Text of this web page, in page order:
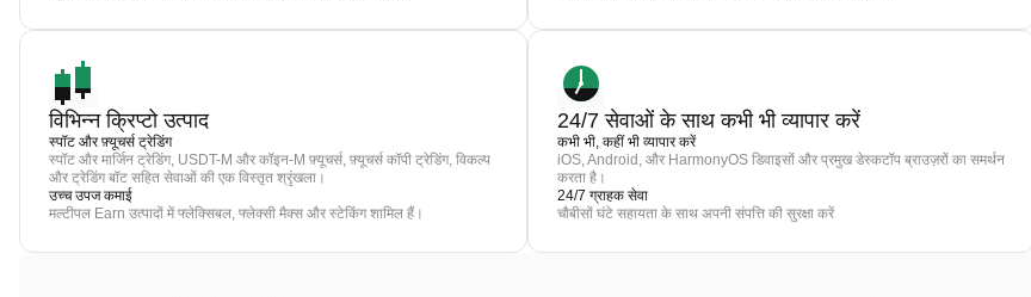
विभिन्न क्रिप्टो उत्पाद
स्पॉट और फ़्यूचर्स ट्रेडिंग
स्पॉट और मार्जिन ट्रेडिंग, USDT-M और कॉइन-M फ़्यूचर्स, फ़्यूचर्स कॉपी ट्रेडिंग, विकल्प
और ट्रेडिंग बॉट सहित सेवाओं की एक विस्तृत श्रृंखला।
उच्च उपज कमाई
मल्टीपल Earn उत्पादों में फ्लेक्सिबल, फ्लेक्सी मैक्स और स्टेकिंग शामिल हैं।
24/7 सेवाओं के साथ कभी भी व्यापार करें
कभी भी, कहीं भी व्यापार करें
iOS, Android, और HarmonyOS डिवाइसों और प्रमुख डेस्कटॉप ब्राउज़रों का समर्थन
करता है।
24/7 ग्राहक सेवा
चौबीसों घंटे सहायता के साथ अपनी संपत्ति की सुरक्षा करें